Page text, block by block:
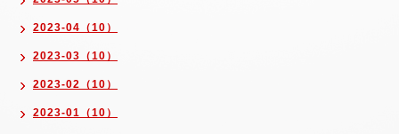
2023-04（10）
2023-03（10）
2023-02（10）
2023-01（10）